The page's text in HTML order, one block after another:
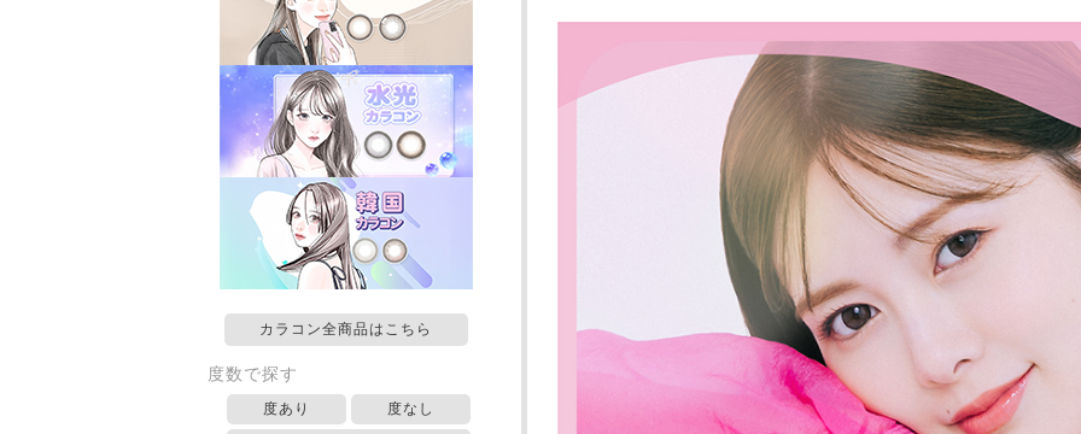
カラコン全商品はこちら
度数で探す
度あり 度なし